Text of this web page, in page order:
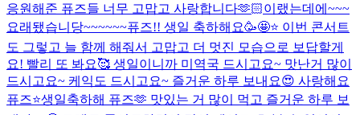
응원해준 퓨즈들 너무 고맙고 사랑합니다🫶🏻이랬는데에~~~
요래됐습니당~~~~~~퓨즈!! 생일 축하해요🥳🤩⭐️ 이번 콘서트
도 그렇고 늘 함께 해줘서 고맙고 더 멋진 모습으로 보답할게
요! 빨리 또 봐요🥰 생일이니까 미역국 드시고요~ 맛난거 많이
드시고요~ 케익도 드시고요~ 즐거운 하루 보내요😍 사랑해요
퓨즈⭐️생일축하해 퓨즈🫶 맛있는 거 많이 먹고 즐거운 하루 보